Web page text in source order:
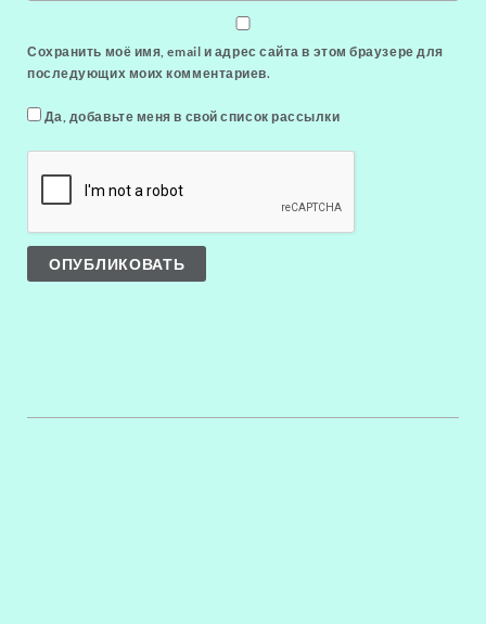
Сохранить моё имя, email и адрес сайта в этом браузере для
последующих моих комментариев.
Да, добавьте меня в свой список рассылки